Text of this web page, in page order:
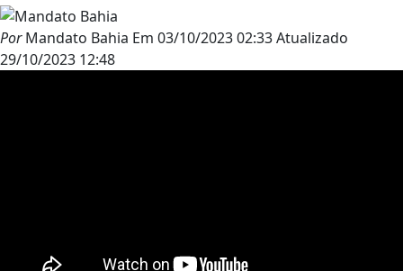
PorMandato Bahia Em 03/10/2023 02:33Atualizado
29/10/2023 12:48